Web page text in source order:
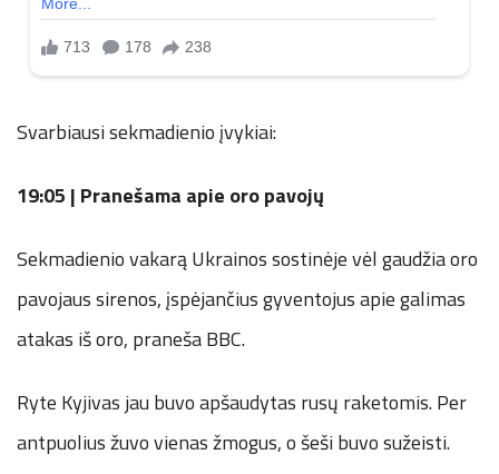
Svarbiausi sekmadienio įvykiai:
19:05 | Pranešama apie oro pavojų
Sekmadienio vakarą Ukrainos sostinėje vėl gaudžia oro
pavojaus sirenos, įspėjančius gyventojus apie galimas
atakas iš oro, praneša BBC.
Ryte Kyjivas jau buvo apšaudytas rusų raketomis. Per
antpuolius žuvo vienas žmogus, o šeši buvo sužeisti.